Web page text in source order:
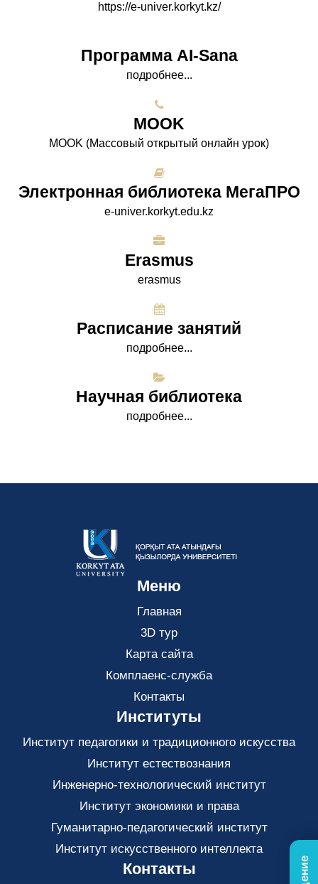
https://e-univer.korkyt.kz/
Программа AI-Sana
подробнее...
МООK
МООK (Массовый открытый онлайн урок)
Электронная библиотека МегаПРО
e-univer.korkyt.edu.kz
Erasmus
erasmus
Расписание занятий
подробнее...
Научная библиотека
подробнее...
Меню
Главная
3D тур
Карта сайта
Комплаенс-служба
Контакты
Институты
Институт педагогики и традиционного искусства
Институт естествознания
Инженерно-технологический институт
Институт экономики и права
Гуманитарно-педагогический институт
Институт искусственного интеллекта
Контакты